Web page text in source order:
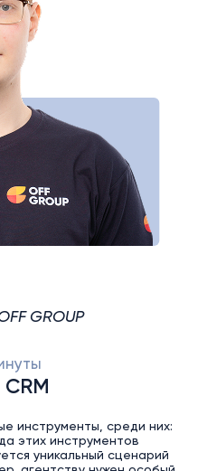
GROUP
инструменты, среди них:
этих инструментов
уникальный сценарий